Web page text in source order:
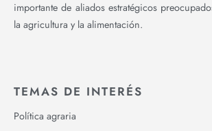
importante de aliados estratégicos
la agricultura y la alimentación.
TEMAS DE INTERÉS
Política agraria